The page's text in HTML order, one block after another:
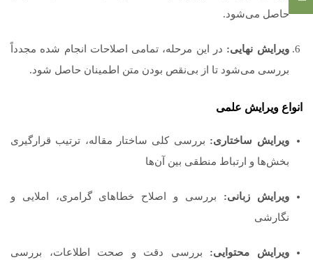
حاصل می‌شود.
ویرایش نهایی: در این مرحله، تمامی اصلاحات انجام شده مجدداً
بررسی می‌شود تا از بی‌نقص بودن متن اطمینان حاصل شود.
انواع ویرایش علمی
ویرایش ساختاری: بررسی کلی ساختار مقاله، ترتیب قرارگیری
بخش‌ها و ارتباط منطقی بین آن‌ها
ویرایش زبانی: بررسی و اصلاح خطاهای گرامری، املایی و
نگارشی
ویرایش محتوایی: بررسی دقت و صحت اطلاعات، بررسی